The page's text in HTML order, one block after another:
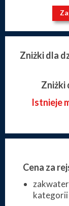
Zniżki dla
Zniżki
Istnieje
Cena za
kategorii